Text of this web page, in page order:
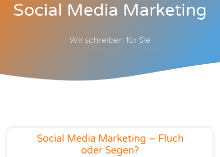
Social Media Marketing
Wir schreiben für Sie
Social Media Marketing – Fluch
oder Segen?